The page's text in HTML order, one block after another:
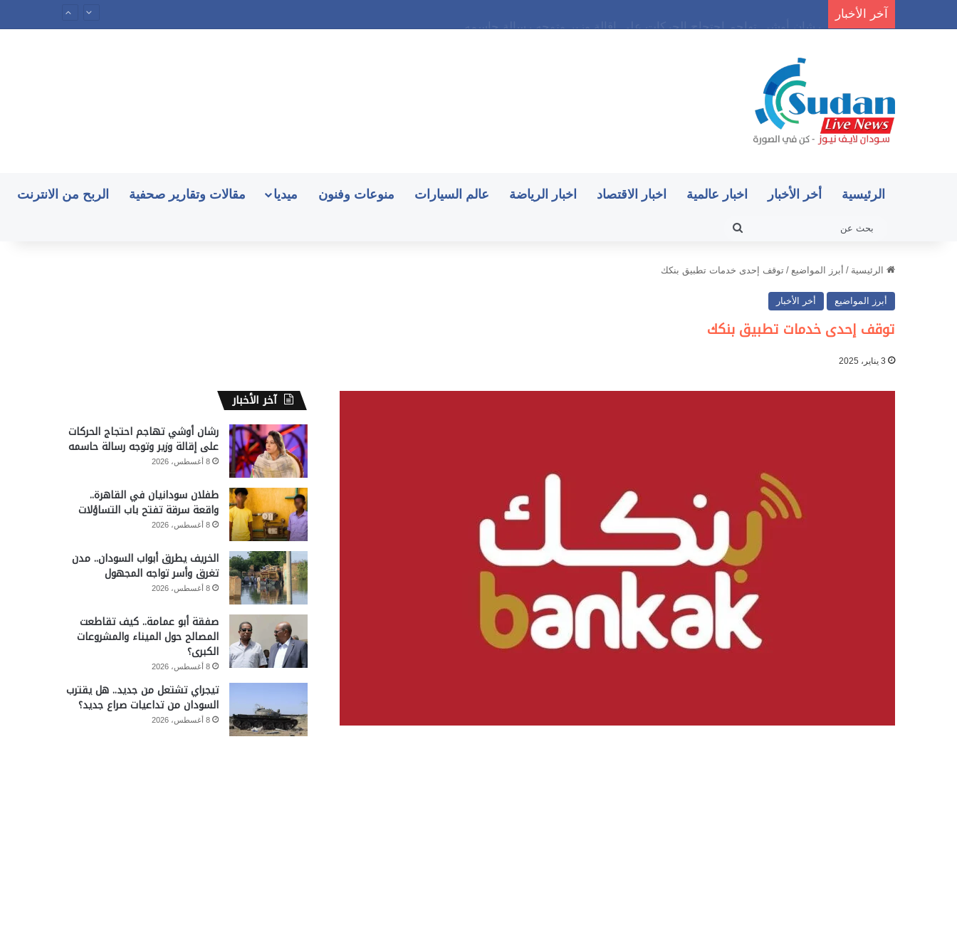
آخر الأخبار
الرئيسية أخر الأخبار اخبار عالمية اخبار الاقتصاد اخبار الرياضة عالم السيارات منوعات وفنون ميديا مقالات وتقارير صحفية الربح من الانترنت
الرئيسية / أبرز المواضيع / توقف إحدى خدمات تطبيق بنكك
أبرز المواضيع أخر الأخبار
توقف إحدى خدمات تطبيق بنكك
3 يناير، 2025
آخر الأخبار
رشان أوشي تهاجم احتجاج الحركات
على إقالة وزير وتوجه رسالة حاسمه
8 أغسطس، 2026
طفلان سودانيان في القاهرة..
واقعة سرقة تفتح باب التساؤلات
8 أغسطس، 2026
الخريف يطرق أبواب السودان.. مدن
تغرق وأسر تواجه المجهول
8 أغسطس، 2026
صفقة أبو عمامة.. كيف تقاطعت
المصالح حول الميناء والمشروعات
الكبرى؟
8 أغسطس، 2026
تيجراي تشتعل من جديد.. هل يقترب
السودان من تداعيات صراع جديد؟
8 أغسطس، 2026